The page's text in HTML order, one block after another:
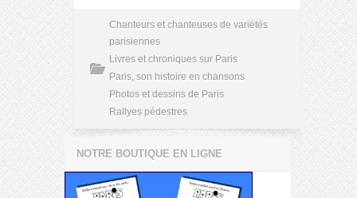
Chanteurs et chanteuses de variétés
parisiennes
Livres et chroniques sur Paris
Paris, son histoire en chansons
Photos et dessins de Paris
Rallyes pédestres
NOTRE BOUTIQUE EN LIGNE